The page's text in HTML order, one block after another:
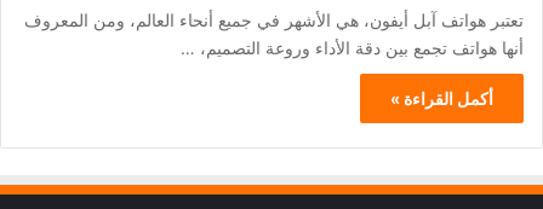
تعتبر هواتف آبل أيفون، هي الأشهر في جميع أنحاء العالم، ومن المعروف
أنها هواتف تجمع بين دقة الأداء وروعة التصميم، …
أكمل القراءة »